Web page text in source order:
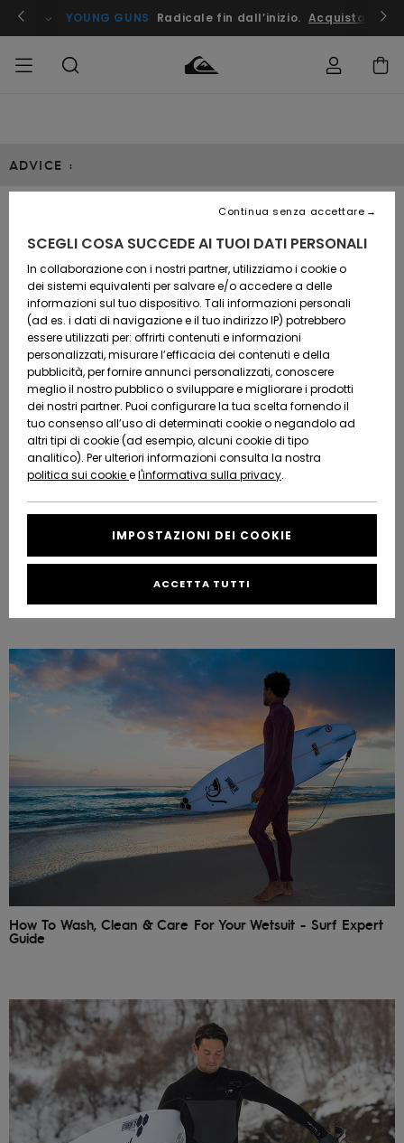
! YOUNG GUNS Radicale fin dall’inizio. Acquista Ora
Accessori
Calzature
e
infradito
Surf /
Acqua
Snow
arrivi
Scoprire
BAMBINO
Accessori
Calzature
e
infradito
Surf /
Acqua
Neve
arrivi
Scoprire
Nuovi
Da
Scoprire
Snow
SURF
Highlights
Comunità
SNOW
Shop
Snow
Shop
Donna
Da
Scoprire
OUTLET
Outlet
Donna
AIUTO &
CONTATTI
Pagamento
Buono regalo
Quiksilver
Freedom
Protezione
dei dati
Guida alle
taglie
conversazione
per ottenere
la risposta
alla tua
Avvia una
conversazione
risposte alle
domande
più frequenti
e accedi al
modulo di
APP
WISHLIST
ADVICE :
EXPERT GUIDE
How To Choose A Wetsuit - Mens Surf Expert Guide
How To Wash, Clean & Care For Your Wetsuit - Surf Expert
Guide
SCEGLI COSA SUCCEDE AI TUOI DATI PERSONALI
In collaborazione con i nostri partner, utilizziamo i cookie o
dei sistemi equivalenti per salvare e/o accedere a delle
informazioni sul tuo dispositivo. Tali informazioni personali
(ad es. i dati di navigazione e il tuo indirizzo IP) potrebbero
essere utilizzati per: offrirti contenuti e informazioni
personalizzati, misurare l’efficacia dei contenuti e della
pubblicità, per fornire annunci personalizzati, conoscere
meglio il nostro pubblico o sviluppare e migliorare i prodotti
dei nostri partner. Puoi configurare la tua scelta fornendo il
tuo consenso all’uso di determinati cookie o negandolo ad
altri tipi di cookie (ad esempio, alcuni cookie di tipo
analitico). Per ulteriori informazioni consulta la nostra
politica sui cookieel'informativa sulla privacy.
IMPOSTAZIONI DEI COOKIE
Continua senza accettare
ACCETTA TUTTI